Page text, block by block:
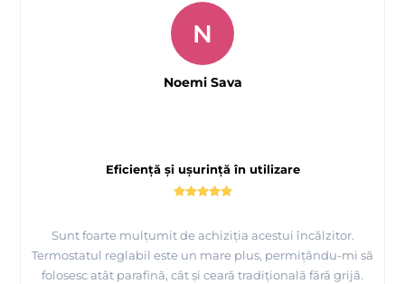
Eficiență și ușurință în utilizare
Sunt foarte mulțumit de achiziția acestui încălzitor.
Termostatul reglabil este un mare plus, permițându-mi să
folosesc atât parafină, cât și ceară tradițională fără grijă.
N
Noemi Sava